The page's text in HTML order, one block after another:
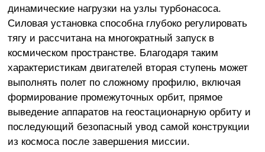
динамические нагрузки на узлы турбонасоса.
Силовая установка способна глубоко регулировать
тягу и рассчитана на многократный запуск в
космическом пространстве. Благодаря таким
характеристикам двигателей вторая ступень может
выполнять полет по сложному профилю, включая
формирование промежуточных орбит, прямое
выведение аппаратов на геостационарную орбиту и
последующий безопасный увод самой конструкции
из космоса после завершения миссии.